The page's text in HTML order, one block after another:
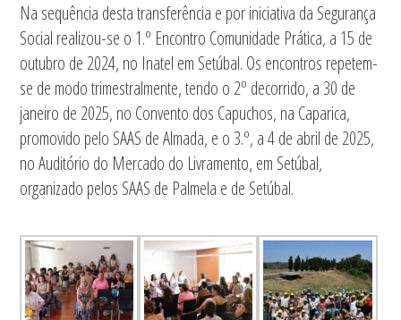
Na sequência desta transferência e por iniciativa da Segurança
Social realizou-se o 1.º Encontro Comunidade Prática, a 15 de
outubro de 2024, no Inatel em Setúbal. Os encontros repetem-
se de modo trimestralmente, tendo o 2º decorrido, a 30 de
janeiro de 2025, no Convento dos Capuchos, na Caparica,
promovido pelo SAAS de Almada, e o 3.º, a 4 de abril de 2025,
no Auditório do Mercado do Livramento, em Setúbal,
organizado pelos SAAS de Palmela e de Setúbal.